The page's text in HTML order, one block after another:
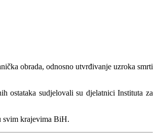
obrada, odnosno utvrđivanje uzroka smrti
ostataka sudjelovali su djelatnici Instituta za
svim krajevima BiH.